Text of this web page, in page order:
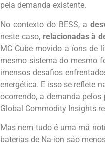
pela demanda existente.
No contexto do BESS, a
neste caso, relacionadas à
MC Cube movido a íons de
mesmo sistema do mesmo
imensos desafios
energética. E isso se reflete
ocorrendo, a demanda
Global Commodity Insights
Mas nem tudo é uma má
baterias de Na-ion são